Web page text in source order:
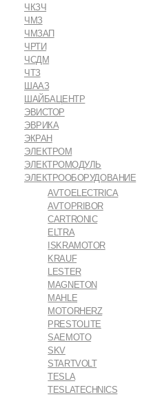
ЧКЗЧ
ЧМЗ
ЧМЗАП
ЧРТИ
ЧСДМ
ЧТЗ
ШААЗ
ШАЙБАЦЕНТР
ЭВИСТОР
ЭВРИКА
ЭКРАН
ЭЛЕКТРОМ
ЭЛЕКТРОМОДУЛЬ
ЭЛЕКТРООБОРУДОВАНИЕ
AVTOELECTRICA
AVTOPRIBOR
CARTRONIC
ELTRA
ISKRAMOTOR
KRAUF
LESTER
MAGNETON
MAHLE
MOTORHERZ
PRESTOLITE
SAEMOTO
SKV
STARTVOLT
TESLA
TESLATECHNICS